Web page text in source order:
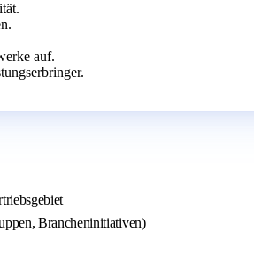
auf.
Brancheninitiativen)